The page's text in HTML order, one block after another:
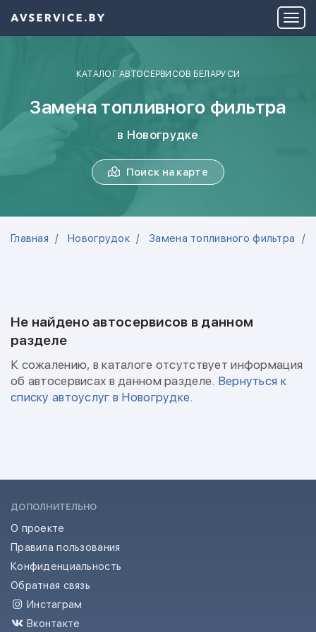
КАТАЛОГ АВТОСЕРВИСОВ БЕЛАРУСИ
Замена топливного фильтра
в Новогрудке
Поиск на карте
Главная Новогрудок Замена топливного фильтра
Не найдено автосервисов в данном
разделе
К сожалению, в каталоге отсутствует информация
об автосервисах в данном разделе. Вернуться к
списку автоуслуг в Новогрудке.
ДОПОЛНИТЕЛЬНО
О проекте
Правила пользования
Конфиденциальность
Обратная связь
Инстаграм
Вконтакте